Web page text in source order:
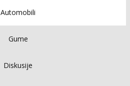
Automobili
Gume
Diskusije